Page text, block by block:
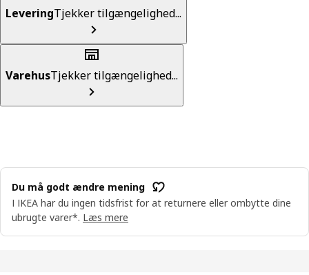
LeveringTjekker tilgængelighed...
VarehusTjekker tilgængelighed...
Du må godt ændre mening
I IKEA har du ingen tidsfrist for at returnere eller ombytte dine
ubrugte varer*. Læs mere